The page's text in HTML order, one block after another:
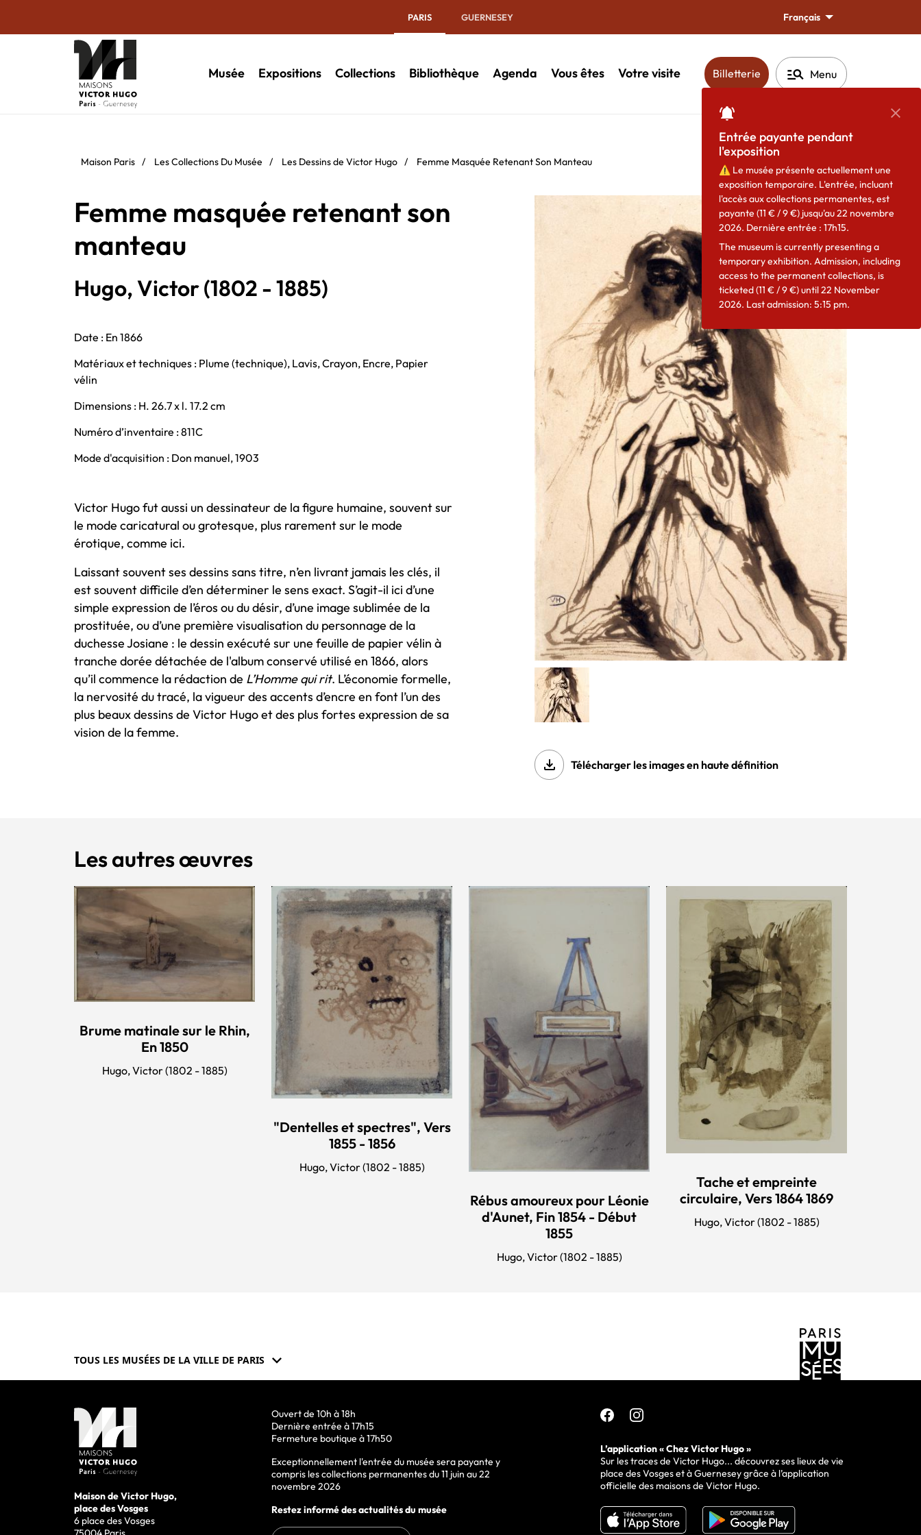
PARIS GUERNESEY Français
Musée Expositions Collections Bibliothèque Agenda Vous êtes Votre visite Billetterie (ouverture dans une nouvelle
manage_search Menu
Maison Paris / Les Collections Du Musée / Les Dessins de Victor Hugo / Femme Masquée Retenant Son Manteau
Femme masquée retenant son
manteau
Hugo, Victor (1802 - 1885)
Date : En 1866
Matériaux et techniques : Plume (technique), Lavis, Crayon, Encre, Papier
vélin
Dimensions : H. 26.7 x l. 17.2 cm
Numéro d’inventaire : 811C
Mode d'acquisition : Don manuel, 1903
Victor Hugo fut aussi un dessinateur de la figure humaine, souvent sur
le mode caricatural ou grotesque, plus rarement sur le mode
érotique, comme ici.
Laissant souvent ses dessins sans titre, n’en livrant jamais les clés, il
est souvent difficile d’en déterminer le sens exact. S’agit-il ici d’une
simple expression de l’éros ou du désir, d’une image sublimée de la
prostituée, ou d’une première visualisation du personnage de la
duchesse Josiane : le dessin exécuté sur une feuille de papier vélin à
tranche dorée détachée de l'album conservé utilisé en 1866, alors
qu’il commence la rédaction de L’Homme qui rit. L’économie formelle,
la nervosité du tracé, la vigueur des accents d’encre en font l’un des
plus beaux dessins de Victor Hugo et des plus fortes expression de sa
vision de la femme.
file_download Télécharger les images en haute définition
Les autres œuvres
Brume matinale sur le Rhin,
En 1850
Hugo, Victor (1802 - 1885)
"Dentelles et spectres", Vers
1855 - 1856
Hugo, Victor (1802 - 1885)
Rébus amoureux pour Léonie
d'Aunet, Fin 1854 - Début
1855
Hugo, Victor (1802 - 1885)
Tache et empreinte
circulaire, Vers 1864 1869
Hugo, Victor (1802 - 1885)
Entrée payante pendant
l'exposition
⚠️ Le musée présente actuellement une
exposition temporaire. L'entrée, incluant
l'accès aux collections permanentes, est
payante (11 € / 9 €) jusqu'au 22 novembre
2026. Dernière entrée : 17h15.
The museum is currently presenting a
temporary exhibition. Admission, including
access to the permanent collections, is
ticketed (11 € / 9 €) until 22 November
2026. Last admission: 5:15 pm.
TOUS LES MUSÉES DE LA VILLE DE PARIS expand_more
Maison de Victor Hugo,
place des Vosges
6 place des Vosges
Ouvert de 10h à 18h
Dernière entrée à 17h15
Fermeture boutique à 17h50
Exceptionnellement l'entrée du musée sera payante y
compris les collections permanentes du 11 juin au 22
novembre 2026
Restez informé des actualités du musée
Suivre le musée sur
L’application « Chez Victor Hugo »
Sur les traces de Victor Hugo... découvrez ses lieux de vie
place des Vosges et à Guernesey grâce à l’application
officielle des maisons de Victor Hugo.